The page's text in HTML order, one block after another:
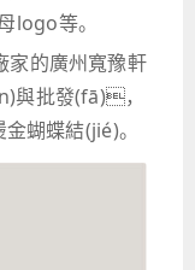
等。
家的廣州寬豫軒
與批發(fā)，
蝴蝶結(jié)。